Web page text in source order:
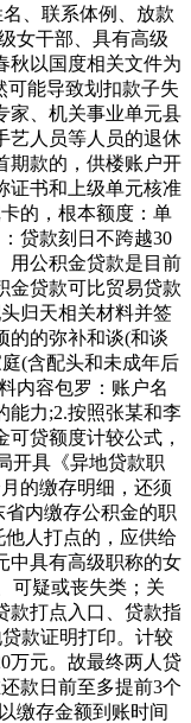
、联系体例、放款
女干部、具有高级
秋以国度相关文件为
可能导致划扣款子失
家、机关事业单元县
艺人员等人员的退休
期款的，供楼账户开
证书和上级单元核准
的，根本额度：单
贷款刻日不跨越30
用公积金贷款是目前
金贷款可比贸易贷款
归天相关材料并签
的的弥补和谈(和谈
(含配头和未成年后
内容包罗：账户名
能力;2.按照张某和李
贷额度计较公式，
开具《异地贷款职
的缴存明细，还须
内缴存公积金的职
人打点的，应供给
中具有高级职称的女
可疑或丧失类；关
款打点入口、贷款指
款证明打印。计较
万元。故最终两人贷
款日前至多提前3个
缴存金额到账时间